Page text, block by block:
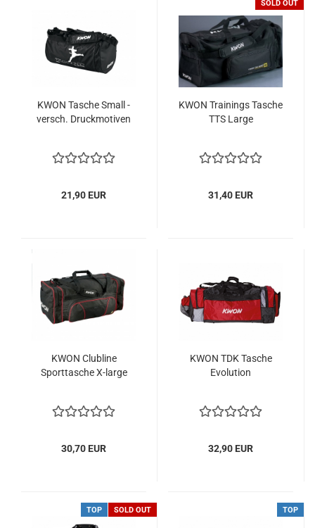
KWON Tasche Small -
versch. Druckmotiven
21,90 EUR
SOLD OUT
KWON Trainings Tasche
TTS Large
31,40 EUR
KWON Clubline
Sporttasche X-large
30,70 EUR
KWON TDK Tasche
Evolution
32,90 EUR
TOP SOLD OUT TOP